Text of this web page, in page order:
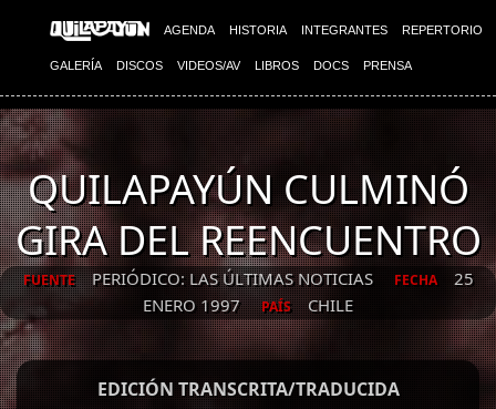
AGENDA HISTORIA INTEGRANTES REPERTORIO
GALERÍA DISCOS VIDEOS/AV LIBROS DOCS PRENSA
QUILAPAYÚN CULMINÓ
GIRA DEL REENCUENTRO
FUENTE PERIÓDICO: LAS ÚLTIMAS NOTICIAS FECHA
25
ENERO 1997
PAÍS CHILE
EDICIÓN TRANSCRITA/TRADUCIDA